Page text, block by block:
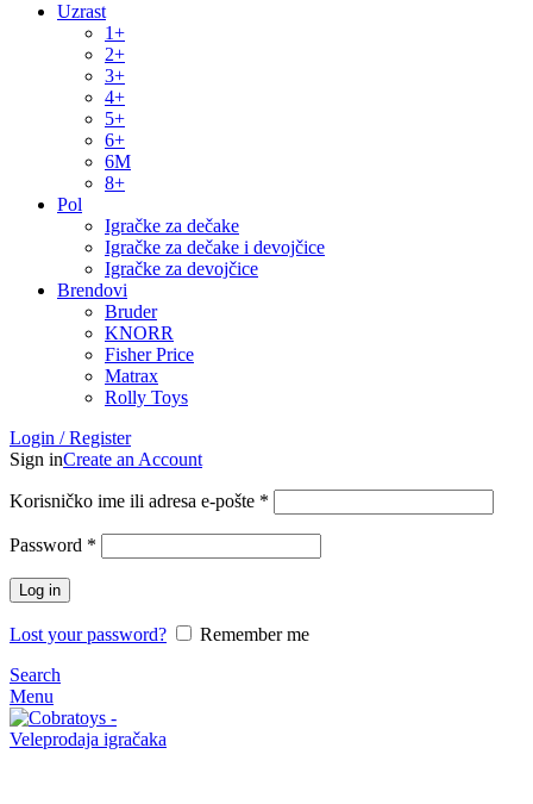
Uzrast
1+
2+
3+
4+
5+
6+
6M
8+
Pol
Igračke za dečake
Igračke za dečake i devojčice
Igračke za devojčice
Brendovi
Bruder
KNORR
Fisher Price
Matrax
Rolly Toys
Login / Register
Sign inCreate an Account
Korisničko ime ili adresa e-pošte *
Password *
Log in
Lost your password?
Remember me
Search
Menu